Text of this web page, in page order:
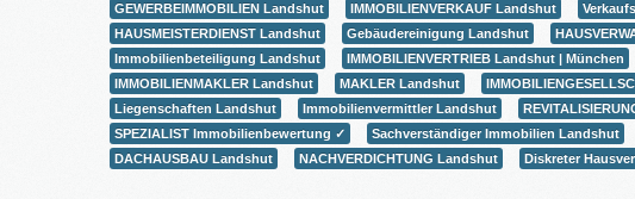
GEWERBEIMMOBILIEN Landshut IMMOBILIENVERKAUF Landshut
HAUSMEISTERDIENST Landshut
Gebäudereinigung Landshut
Immobilienbeteiligung Landshut
IMMOBILIENVERTRIEB Landshut | München
IMMOBILIENMAKLER Landshut
MAKLER Landshut
Liegenschaften Landshut
Immobilienvermittler Landshut
SPEZIALIST Immobilienbewertung ✓
Sachverständiger Immobilien Landshut
DACHAUSBAU Landshut
NACHVERDICHTUNG Landshut Diskreter